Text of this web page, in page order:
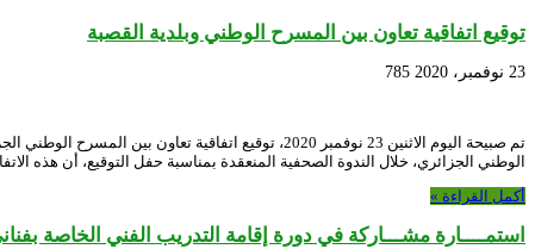
توقيع اتفاقية تعاون بين المسرح الوطني وبلدية القصبة
23 نوفمبر، 2020 785
تم صبيحة اليوم الاثنين 23 نوفمبر 2020، توقيع
الوطني الجزائري، خلال الندوة الصحفية المنعقدة بمناسبة حفل التوقيع، أن هذه
أكمل القراءة »
استمــــارة مشـــاركة في دورة إقامة التدريب الفني الخاصة